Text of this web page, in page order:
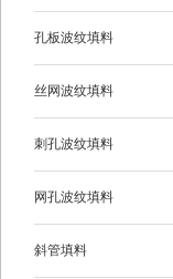
孔板波纹填料
丝网波纹填料
刺孔波纹填料
网孔波纹填料
斜管填料